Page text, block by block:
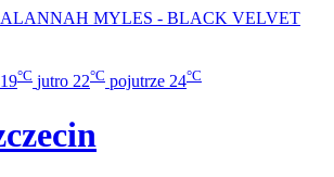
ALANNAH MYLES - BLACK VELVET
19°C jutro 22°C pojutrze 24°C